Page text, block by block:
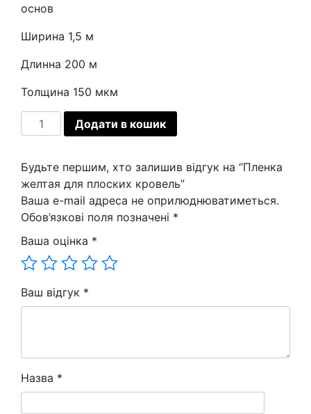
основ
Ширина 1,5 м
Длинна 200 м
Толщина 150 мкм
Пленка
желтая
плоских
кровель
кількість
Додати в кошик
Будьте першим, хто залишив відгук на “Пленка
желтая для плоских кровель”
Ваша e-mail адреса не оприлюднюватиметься.
Обов’язкові поля позначені *
Ваша оцінка *
Ваш відгук *
Назва *